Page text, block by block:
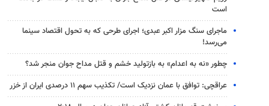
است
ماجرای سنگ مزار اکبر عبدی؛ اجرای طرحی که به تحول اقتصاد سینما
می‌رسد!
چطور «نه به اعدام» به بازتولید خشم و قتل مداح جوان منجر شد؟
عراقچی: توافق با عمان نزدیک است/ تکذیب سهم ۱۱ درصدی ایران از خزر